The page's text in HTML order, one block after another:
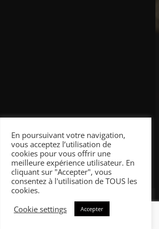
Tortillapolis. Tous droits réservés.
En poursuivant votre navigation,
vous acceptez l’utilisation de
cookies pour vous offrir une
meilleure expérience utilisateur. En
cliquant sur "Accepter", vous
consentez à l'utilisation de TOUS les
cookies.
Cookie settings
Accepter